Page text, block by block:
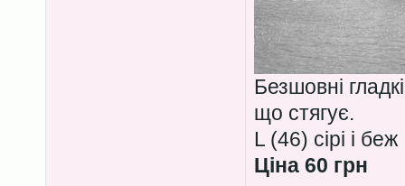
Безшовні
що стягує.
L (46) сірі і беж
Ціна 60 грн